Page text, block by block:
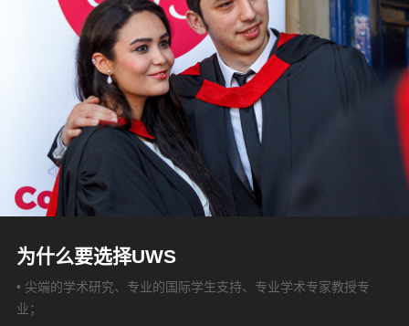
为什么要选择UWS
• 尖端的学术研究、专业的国际学生支持、专业学术专家教授专
业；